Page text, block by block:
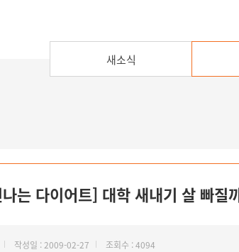
국 LA점 오픈
새소식
는 다이어트] 대학 새내기 살 빠질
작성일 : 2009-02-27 조회수 : 4094